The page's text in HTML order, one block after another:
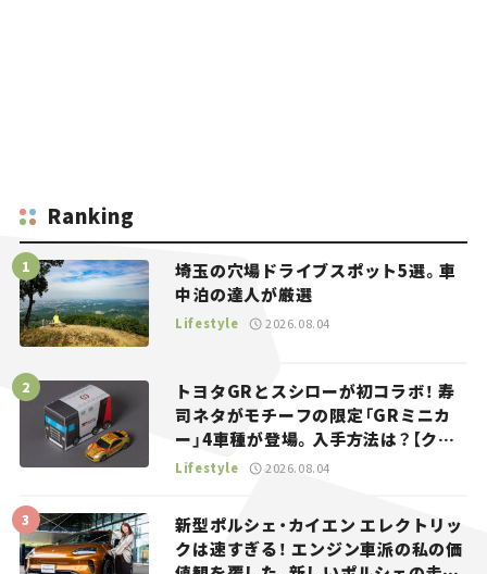
Ranking
埼玉の穴場ドライブスポット5選。車
中泊の達人が厳選
Lifestyle 2026.08.04
トヨタGRとスシローが初コラボ！ 寿
司ネタがモチーフの限定「GRミニカ
ー」4車種が登場。入手方法は？【クル
マとホビー】
Lifestyle 2026.08.04
新型ポルシェ・カイエン エレクトリッ
クは速すぎる！ エンジン車派の私の価